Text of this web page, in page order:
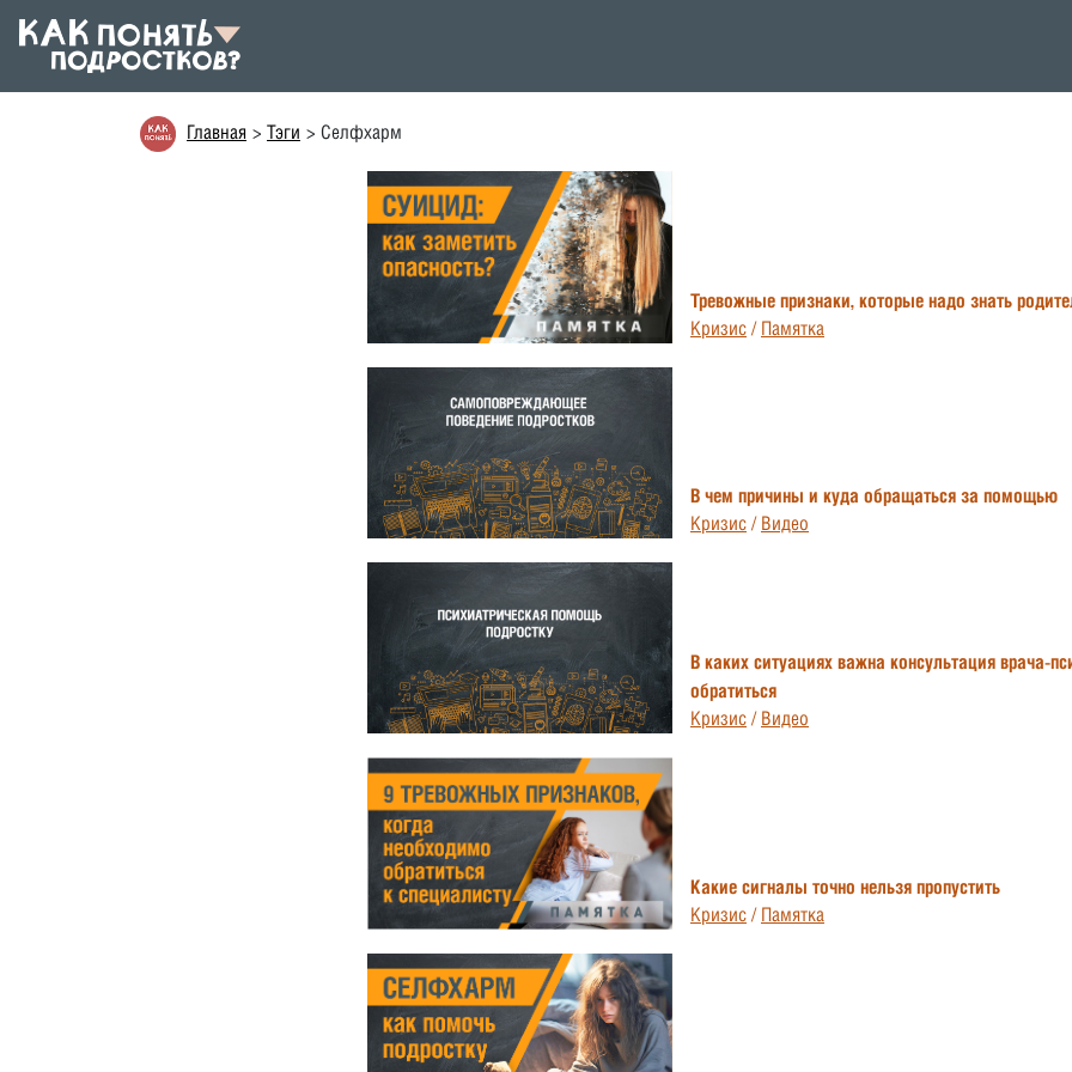
Главная Тэги Селфхарм
Тревожные признаки, которые надо знать
Кризис / Памятка
В чем причины и куда обращаться за помощью
Кризис / Видео
В каких ситуациях важна консультация врача-
обратиться
Кризис / Видео
Какие сигналы точно нельзя пропустить
Кризис / Памятка